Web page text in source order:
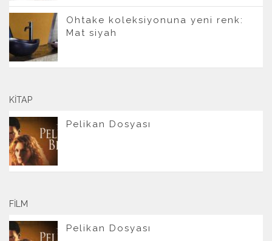
Ohtake koleksiyonuna yeni renk:
Mat siyah
KITAP
Pelikan Dosyası
FILM
Pelikan Dosyası